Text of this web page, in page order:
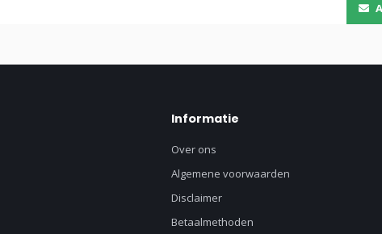
Informatie
Over ons
Algemene voorwaarden
Disclaimer
Betaalmethoden